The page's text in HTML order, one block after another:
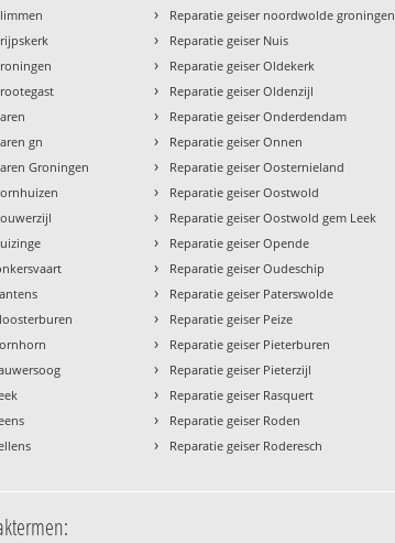
gn
Groningen
› Reparatie geiser noordwolde groningen
› Reparatie geiser Nuis
› Reparatie geiser Oldekerk
› Reparatie geiser Oldenzijl
› Reparatie geiser Onderdendam
› Reparatie geiser Onnen
› Reparatie geiser Oosternieland
› Reparatie geiser Oostwold
› Reparatie geiser Oostwold gem Leek
› Reparatie geiser Opende
› Reparatie geiser Oudeschip
› Reparatie geiser Paterswolde
› Reparatie geiser Peize
› Reparatie geiser Pieterburen
› Reparatie geiser Pieterzijl
› Reparatie geiser Rasquert
› Reparatie geiser Roden
› Reparatie geiser Roderesch